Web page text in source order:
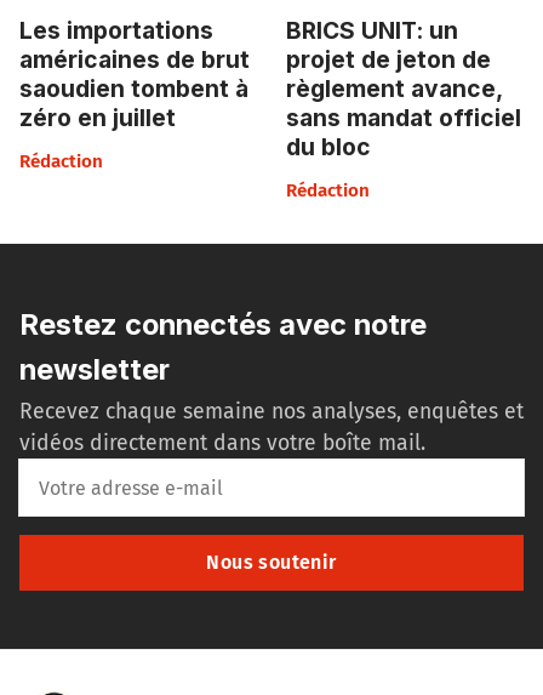
Les importations
américaines de brut
saoudien tombent à
zéro en juillet
Rédaction
BRICS UNIT: un
projet de jeton de
règlement avance,
sans mandat officiel
du bloc
Rédaction
Restez connectés avec notre
newsletter
Recevez chaque semaine nos analyses, enquêtes et
vidéos directement dans votre boîte mail.
Nous soutenir